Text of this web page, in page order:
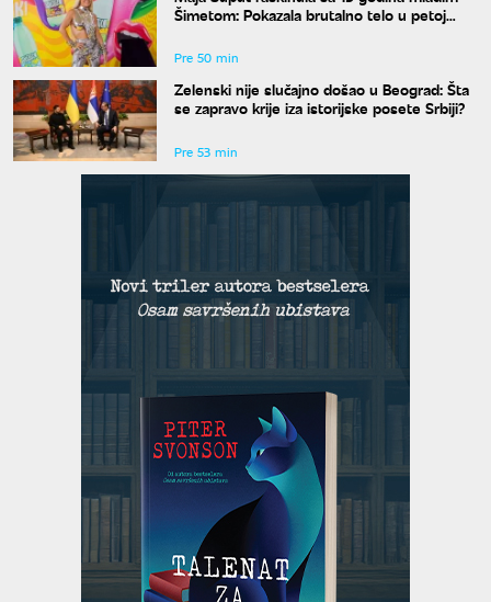
Šimetom: Pokazala brutalno telo u petoj
Pre 50 min
Zelenski nije slučajno došao u Beograd: Šta
se zapravo krije iza istorijske posete Srbiji?
Pre 53 min